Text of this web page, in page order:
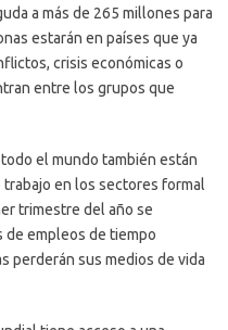
a más de 265 millones para
estarán en países que ya
crisis económicas o
entre los grupos que
el mundo también están
en los sectores formal
trimestre del año se
empleos de tiempo
perderán sus medios de vida